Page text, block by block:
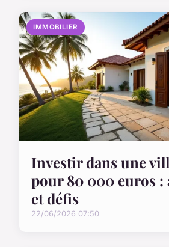
IMMOBILIER
Investir dans une
pour 80 000 euros :
et défis
22/06/2026 07:50